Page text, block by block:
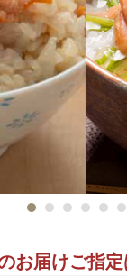
お届けご指